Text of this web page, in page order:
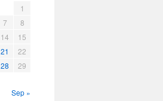
1
7
8
14
15
21
22
28
29
Sep »